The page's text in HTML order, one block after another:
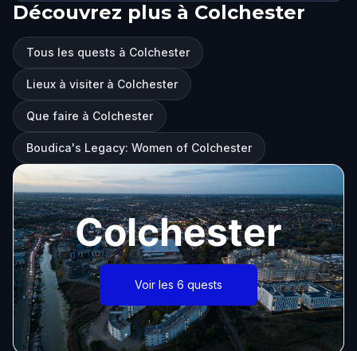
Découvrez plus à Colchester
Tous les quests à Colchester
Lieux à visiter à Colchester
Que faire à Colchester
Boudica's Legacy: Women of Colchester
Colchester
Voir les 6 quests